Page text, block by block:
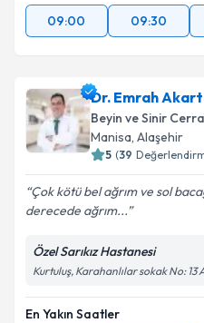
09:00
09:30
Dr. Emrah
Beyin ve Sinir
Manisa, Alaşehir
5 (39
Çok kötü bel ağrım ve sol
derecede ağrım...
Özel Sarıkız Hastanesi
Kurtuluş, Karahanlılar sokak No: 13
En Yakın Saatler